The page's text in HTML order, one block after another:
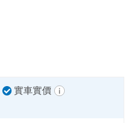
實車實價